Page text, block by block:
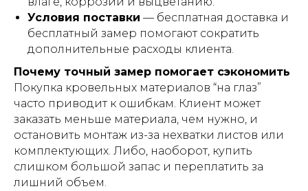
Условия поставки — бесплатная доставка и
бесплатный замер помогают сократить
дополнительные расходы клиента.
Почему точный замер помогает сэкономить
Покупка кровельных материалов “на глаз”
часто приводит к ошибкам. Клиент может
заказать меньше материала, чем нужно, и
остановить монтаж из-за нехватки листов или
комплектующих. Либо, наоборот, купить
слишком большой запас и переплатить за
лишний объем.